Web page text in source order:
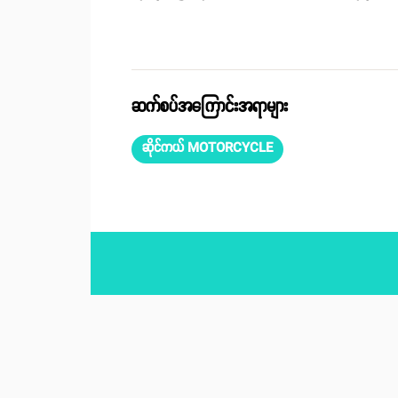
ဆက်စပ်အကြောင်းအရာများ
ဆိုင်ကယ် MOTORCYCLE